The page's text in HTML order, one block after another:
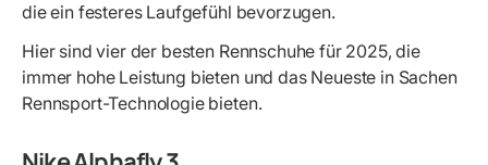
die ein festeres Laufgefühl bevorzugen.
Hier sind vier der besten Rennschuhe für 2025, die
immer hohe Leistung bieten und das Neueste in Sachen
Rennsport-Technologie bieten.